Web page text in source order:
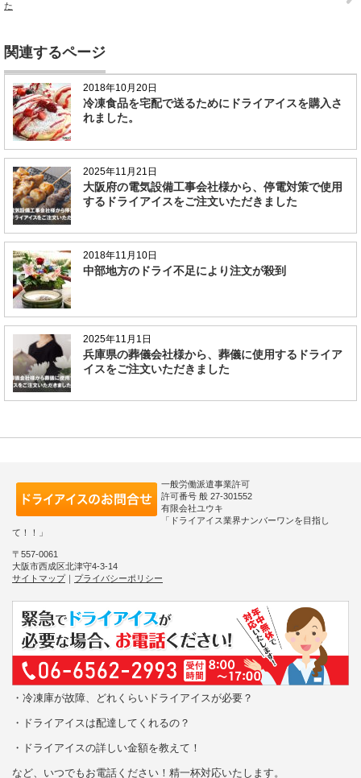
た
関連するページ
2018年10月20日
冷凍食品を宅配で送るためにドライアイスを購入さ
れました。
2025年11月21日
大阪府の電気設備工事会社様から、停電対策で使用
するドライアイスをご注文いただきました
2018年11月10日
中部地方のドライ不足により注文が殺到
2025年11月1日
兵庫県の葬儀会社様から、葬儀に使用するドライア
イスをご注文いただきました
一般労働派遣事業許可
許可番号 般 27-301552
有限会社ユウキ
「ドライアイス業界ナンバーワンを目指し
て！！」
〒557-0061
大阪市西成区北津守4-3-14
サイトマップ｜ プライバシーポリシー
・冷凍庫が故障、どれくらいドライアイスが必要？
・ドライアイスは配達してくれるの？
・ドライアイスの詳しい金額を教えて！
など、いつでもお電話ください！精一杯対応いたします。